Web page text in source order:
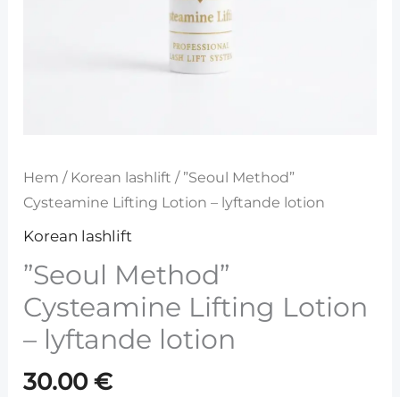
Hem / Korean lashlift / ”Seoul Method”
Cysteamine Lifting Lotion – lyftande lotion
Korean lashlift
”Seoul Method”
Cysteamine Lifting Lotion
– lyftande lotion
30.00€